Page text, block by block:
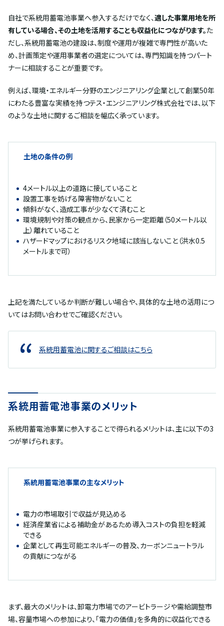
自社で系統用蓄電池事業へ参入するだけでなく、適した事業用地を所
有している場合、その土地を活用することも収益化につながります。た
だし、系統用蓄電池の建設は、制度や運用が複雑で専門性が高いた
め、計画策定や運用事業者の選定については、専門知識を持つパート
ナーに相談することが重要です。
例えば、環境・エネルギー分野のエンジニアリング企業として創業50年
にわたる豊富な実績を持つテス・エンジニアリング株式会社では、以下
のような土地に関するご相談を幅広く承っています。
土地の条件の例
4メートル以上の道路に接していること
設置工事を妨げる障害物がないこと
傾斜がなく、造成工事が少なくて済むこと
環境規制や対策の観点から、民家から一定距離（50メートル以
上）離れていること
ハザードマップにおけるリスク地域に該当しないこと（洪水0.5
メートルまで可）
上記を満たしているか判断が難しい場合や、具体的な土地の活用につ
いてはお問い合わせでご確認ください。
系統用蓄電池に関するご相談はこちら
系統用蓄電池事業のメリット
系統用蓄電池事業に参入することで得られるメリットは、主に以下の3
つが挙げられます。
系統用蓄電池事業の主なメリット
電力の市場取引で収益が見込める
経済産業省による補助金があるため導入コストの負担を軽減
できる
企業として再生可能エネルギーの普及、カーボンニュートラル
の貢献につながる
まず、最大のメリットは、卸電力市場でのアービトラージや需給調整市
場、容量市場への参加により、「電力の価値」を多角的に収益化できる